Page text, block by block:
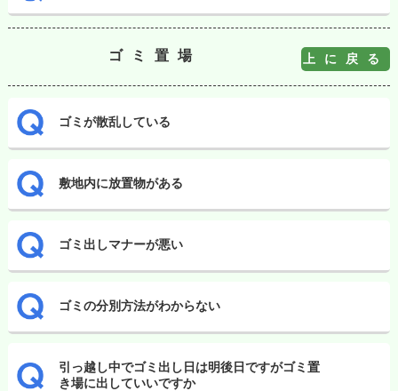
ゴミ置場 上に戻る
ゴミが散乱している
敷地内に放置物がある
ゴミ出しマナーが悪い
ゴミの分別方法がわからない
引っ越し中でゴミ出し日は明後日ですがゴミ置
き場に出していいですか